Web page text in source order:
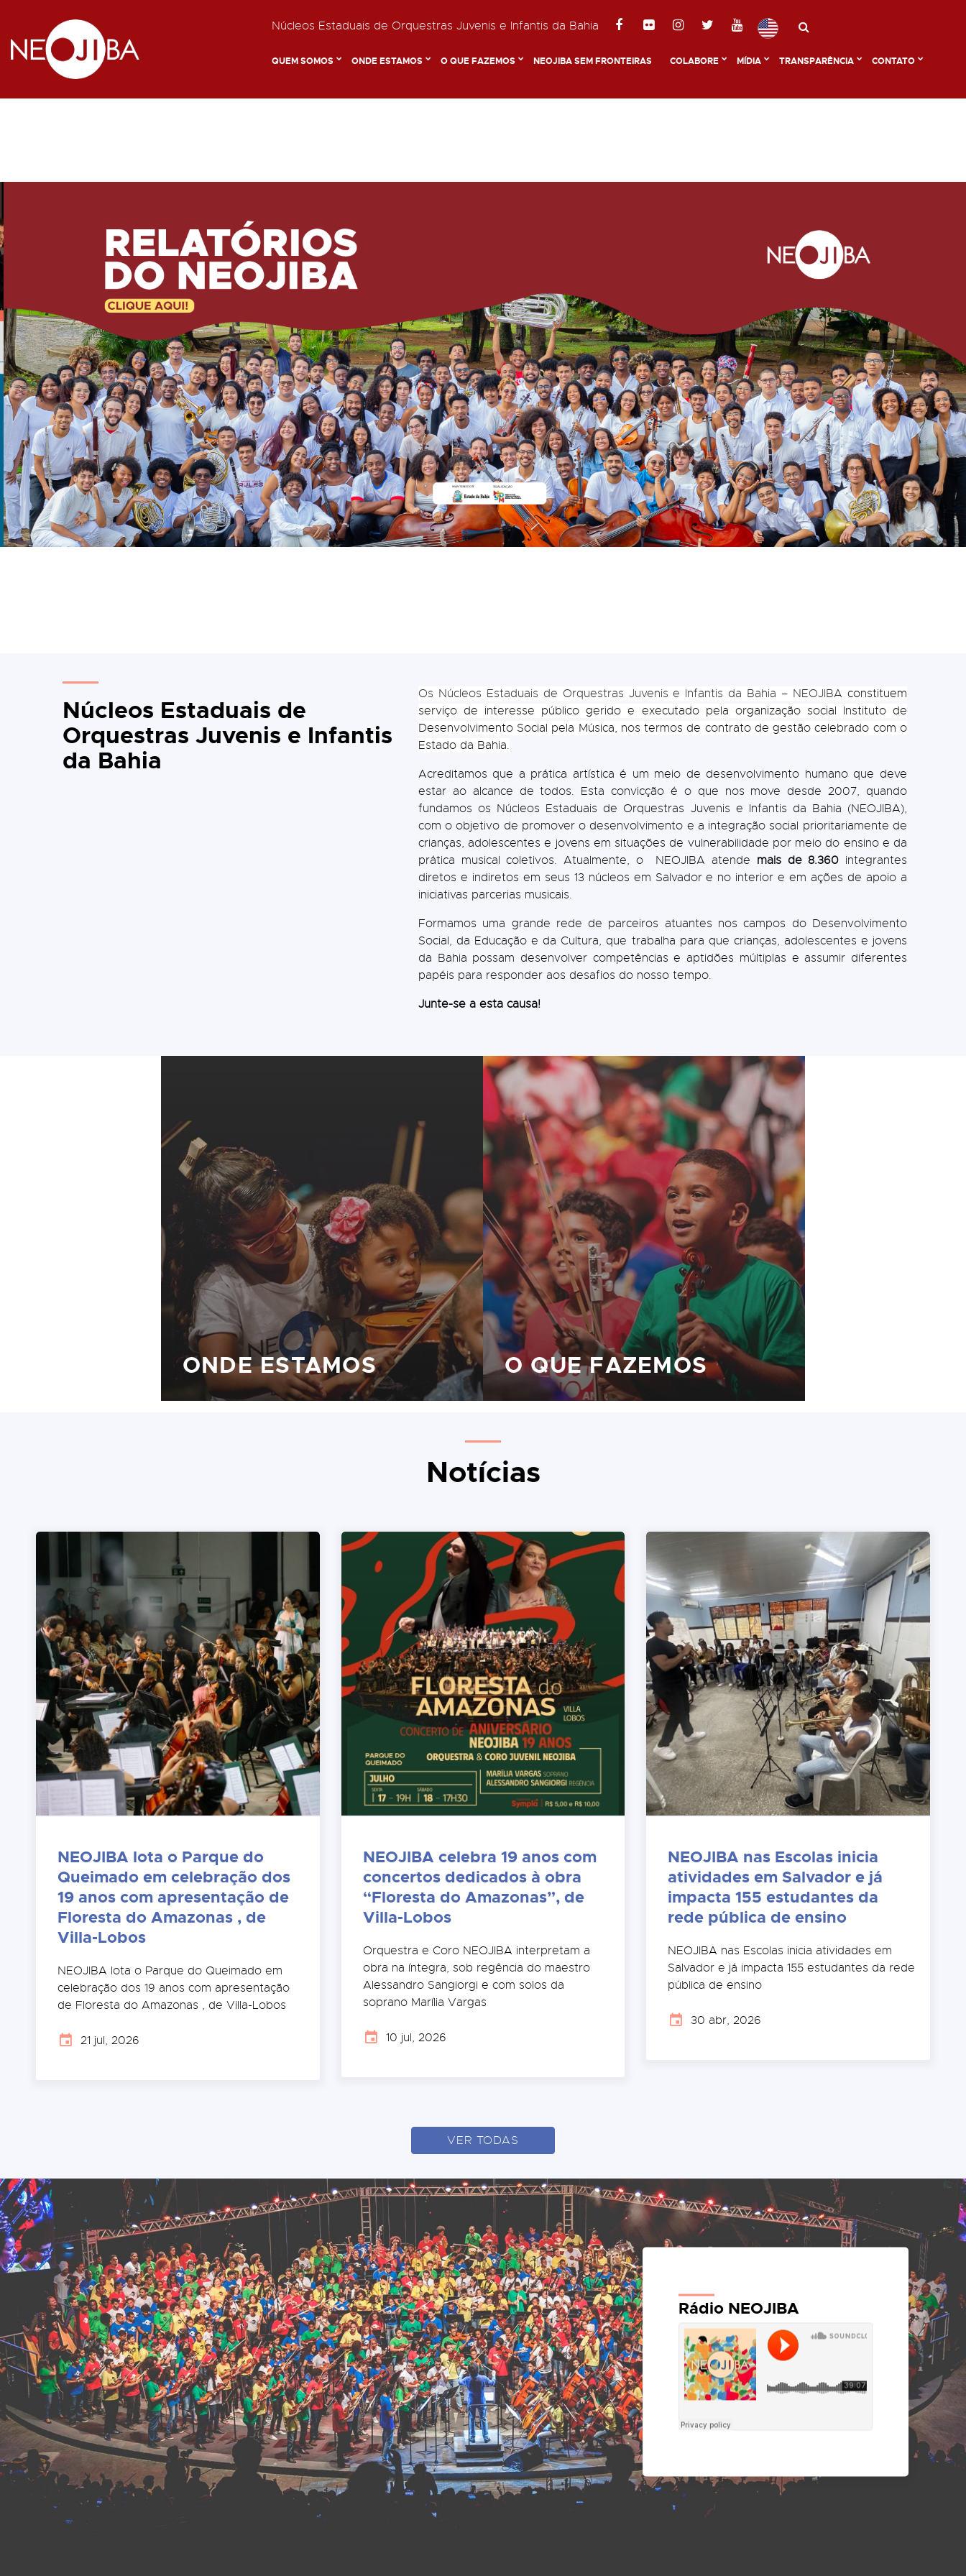
Núcleos Estaduais de Orquestras Juvenis e Infantis da Bahia
QUEM SOMOS ONDE ESTAMOS O QUE FAZEMOS NEOJIBA SEM FRONTEIRAS COLABORE MÍDIA TRANSPARÊNCIA CONTATO
Núcleos Estaduais de
Orquestras Juvenis e Infantis
da Bahia
Os Núcleos Estaduais de Orquestras Juvenis e Infantis da Bahia – NEOJIBA constituem
serviço de interesse público gerido e executado pela organização social Instituto de
Desenvolvimento Social pela Música, nos termos de contrato de gestão celebrado com o
Estado da Bahia.
Acreditamos que a prática artística é um meio de desenvolvimento humano que deve
estar ao alcance de todos. Esta convicção é o que nos move desde 2007, quando
fundamos os Núcleos Estaduais de Orquestras Juvenis e Infantis da Bahia (NEOJIBA),
com o objetivo de promover o desenvolvimento e a integração social prioritariamente de
crianças, adolescentes e jovens em situações de vulnerabilidade por meio do ensino e da
prática musical coletivos. Atualmente, o NEOJIBA atende mais de 8.360 integrantes
diretos e indiretos em seus 13 núcleos em Salvador e no interior e em ações de apoio a
iniciativas parcerias musicais.
Formamos uma grande rede de parceiros atuantes nos campos do Desenvolvimento
Social, da Educação e da Cultura, que trabalha para que crianças, adolescentes e jovens
da Bahia possam desenvolver competências e aptidões múltiplas e assumir diferentes
papéis para responder aos desafios do nosso tempo.
Junte-se a esta causa!
ONDE ESTAMOS O QUE FAZEMOS
Notícias
NEOJIBA lota o Parque do
Queimado em celebração dos
19 anos com apresentação de
Floresta do Amazonas , de
Villa-Lobos
NEOJIBA lota o Parque do Queimado em
celebração dos 19 anos com apresentação
de Floresta do Amazonas , de Villa-Lobos
21 jul, 2026
NEOJIBA celebra 19 anos com
concertos dedicados à obra
“Floresta do Amazonas”, de
Villa-Lobos
Orquestra e Coro NEOJIBA interpretam a
obra na íntegra, sob regência do maestro
Alessandro Sangiorgi e com solos da
soprano Marília Vargas
10 jul, 2026
NEOJIBA nas Escolas inicia
atividades em Salvador e já
impacta 155 estudantes da
rede pública de ensino
NEOJIBA nas Escolas inicia atividades em
Salvador e já impacta 155 estudantes da rede
pública de ensino
30 abr, 2026
VER TODAS
Rádio NEOJIBA